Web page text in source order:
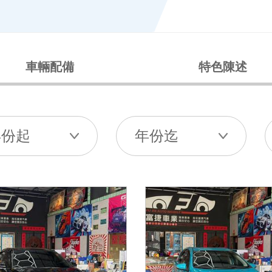
車輛配備 特色陳述